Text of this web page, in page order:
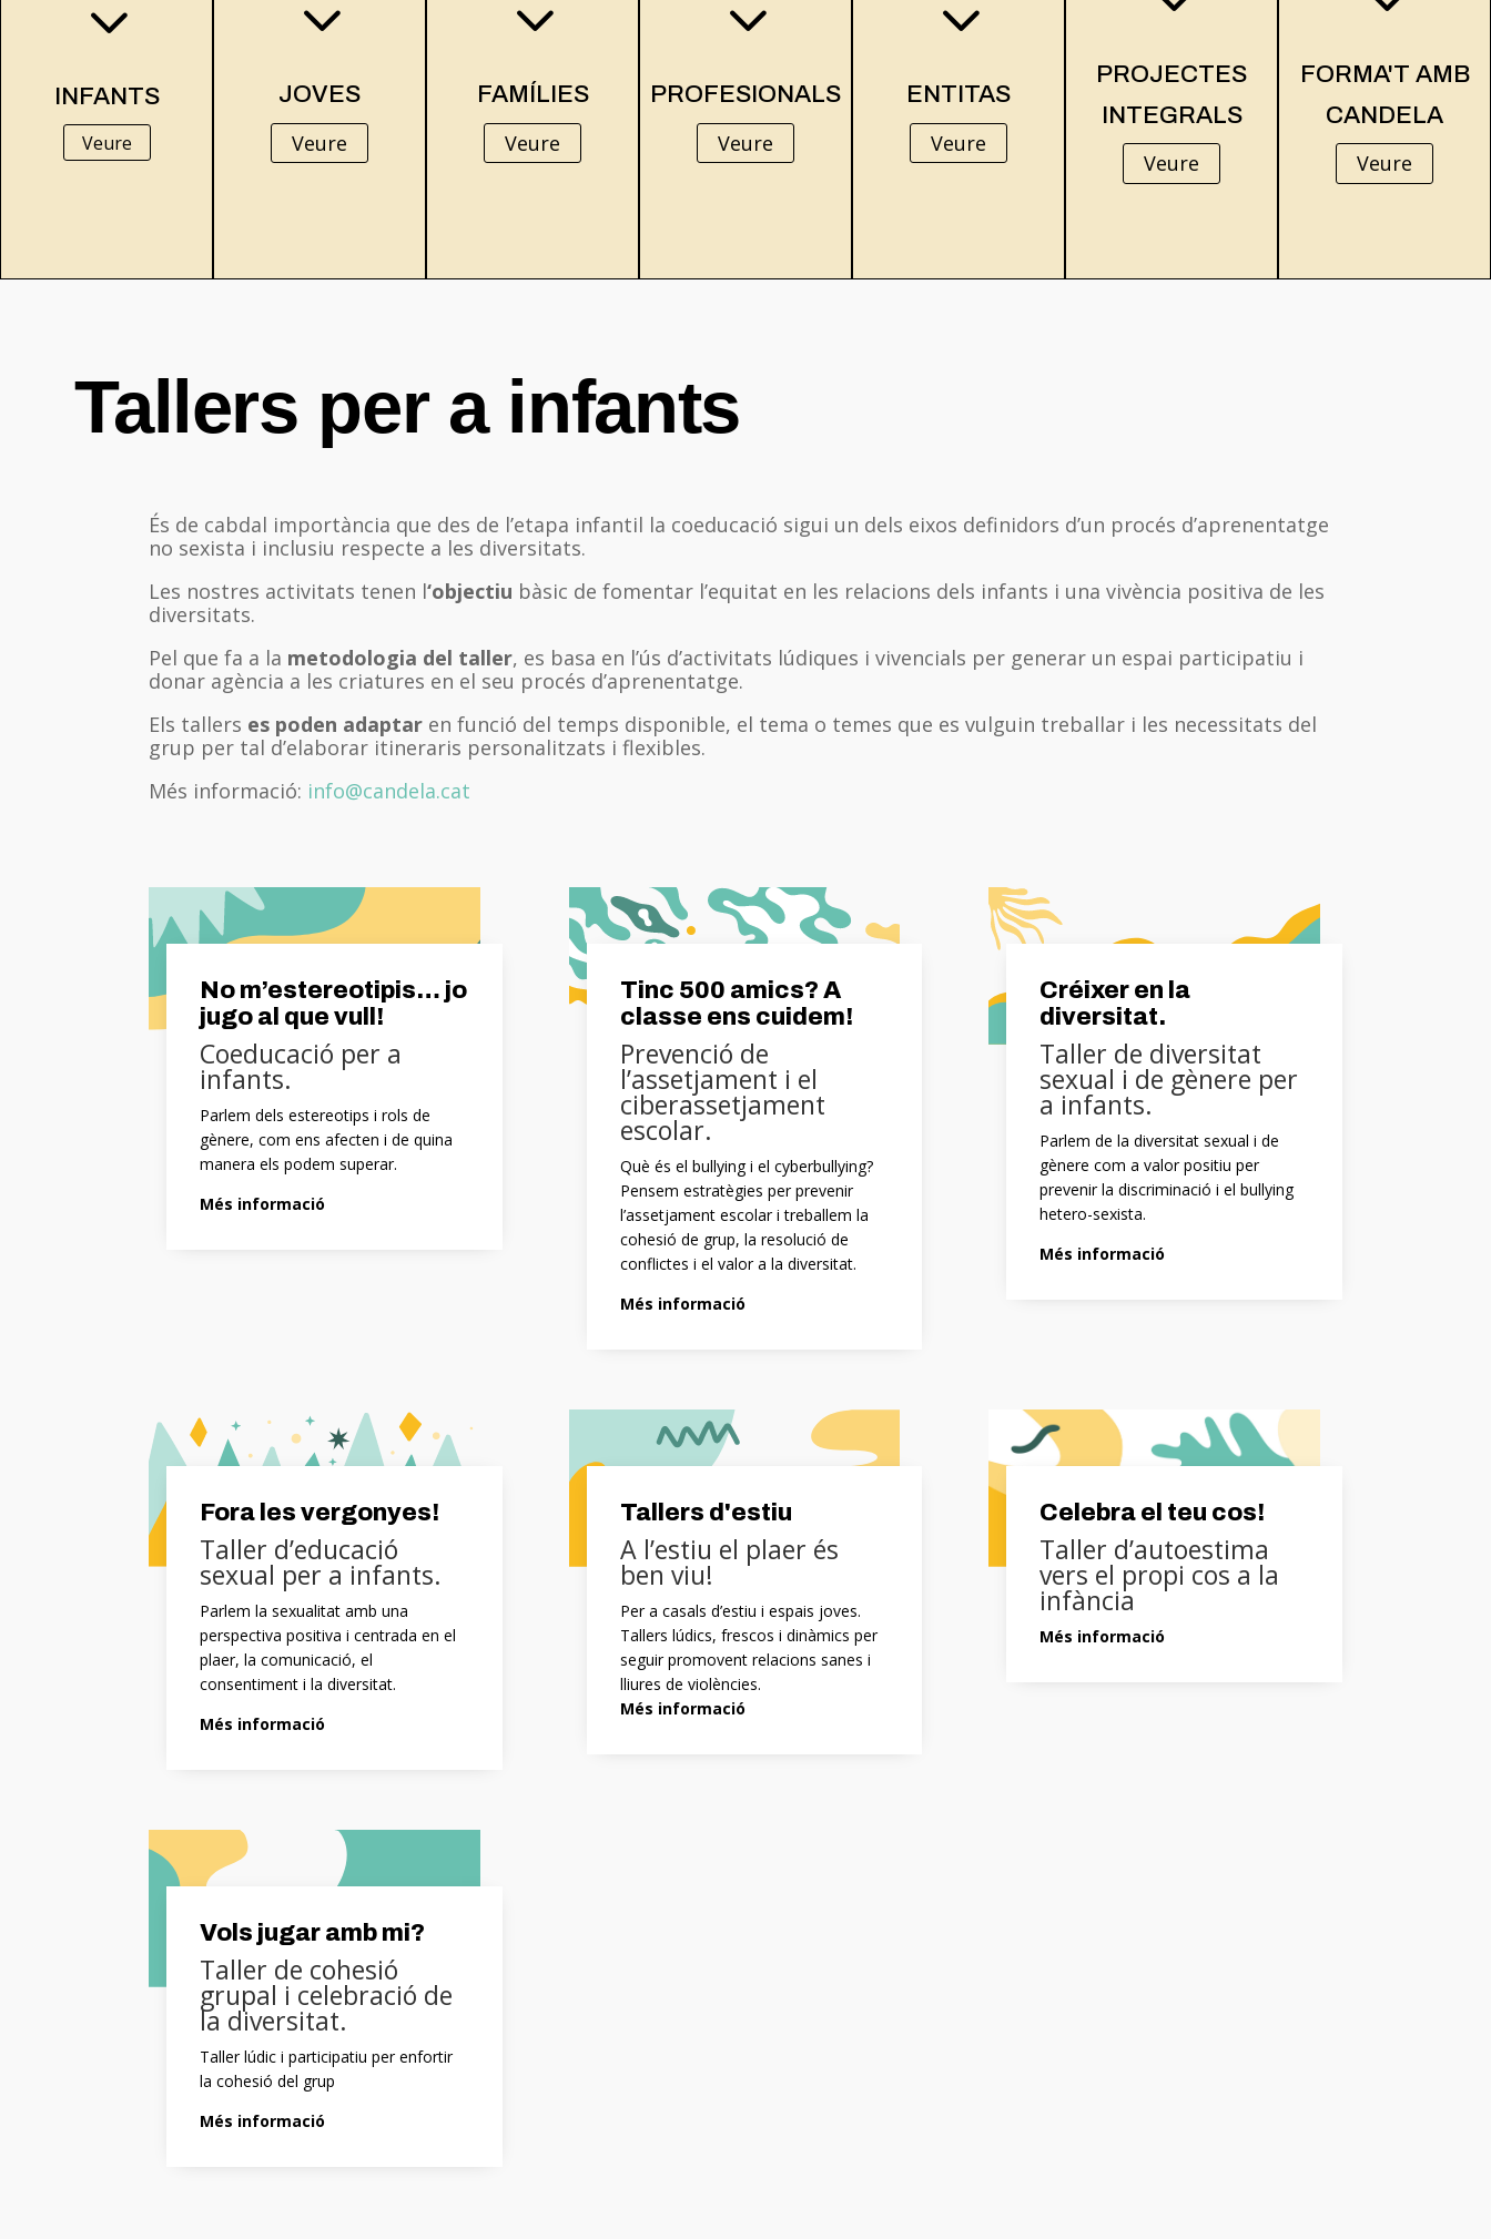
3
INFANTS
Veure
3
JOVES
Veure
3
FAMÍLIES
Veure
3
PROFESIONALS
Veure
3
ENTITAS
Veure
PROJECTES
INTEGRALS
Veure
FORMA'T AMB
CANDELA
Veure
Tallers per a infants
És de cabdal importància que des de l’etapa infantil la coeducació sigui un dels eixos definidors d’un procés d’aprenentatge
no sexista i inclusiu respecte a les diversitats.
Les nostres activitats tenen l‘objectiu bàsic de fomentar l’equitat en les relacions dels infants i una vivència positiva de les
diversitats.
Pel que fa a la metodologia del taller, es basa en l’ús d’activitats lúdiques i vivencials per generar un espai participatiu i
donar agència a les criatures en el seu procés d’aprenentatge.
Els tallers es poden adaptar en funció del temps disponible, el tema o temes que es vulguin treballar i les necessitats del
grup per tal d’elaborar itineraris personalitzats i flexibles.
Més informació: info@candela.cat
No m’estereotipis… jo
jugo al que vull!
Coeducació per a
infants.
Parlem dels estereotips i rols de
gènere, com ens afecten i de quina
manera els podem superar.
Més informació
Tinc 500 amics? A
classe ens cuidem!
Prevenció de
l’assetjament i el
ciberassetjament
escolar.
Què és el bullying i el cyberbullying?
Pensem estratègies per prevenir
l’assetjament escolar i treballem la
cohesió de grup, la resolució de
conflictes i el valor a la diversitat.
Més informació
Créixer en la
diversitat.
Taller de diversitat
sexual i de gènere per
a infants.
Parlem de la diversitat sexual i de
gènere com a valor positiu per
prevenir la discriminació i el bullying
hetero-sexista.
Més informació
Fora les vergonyes!
Taller d’educació
sexual per a infants.
Parlem la sexualitat amb una
perspectiva positiva i centrada en el
plaer, la comunicació, el
consentiment i la diversitat.
Més informació
Tallers d'estiu
A l’estiu el plaer és
ben viu!
Per a casals d’estiu i espais joves.
Tallers lúdics, frescos i dinàmics per
seguir promovent relacions sanes i
lliures de violències.
Més informació
Celebra el teu cos!
Taller d’autoestima
vers el propi cos a la
infància
Més informació
Vols jugar amb mi?
Taller de cohesió
grupal i celebració de
la diversitat.
Taller lúdic i participatiu per enfortir
la cohesió del grup
Més informació